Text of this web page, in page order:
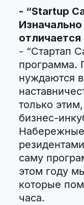
- “Startup
- “Стартап
программа.
нуждаются
только
бизнес-
саму
этом году
которые
часа.